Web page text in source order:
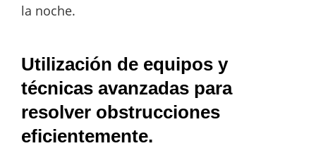
la noche.
Utilización de equipos y
técnicas avanzadas para
resolver obstrucciones
eficientemente.